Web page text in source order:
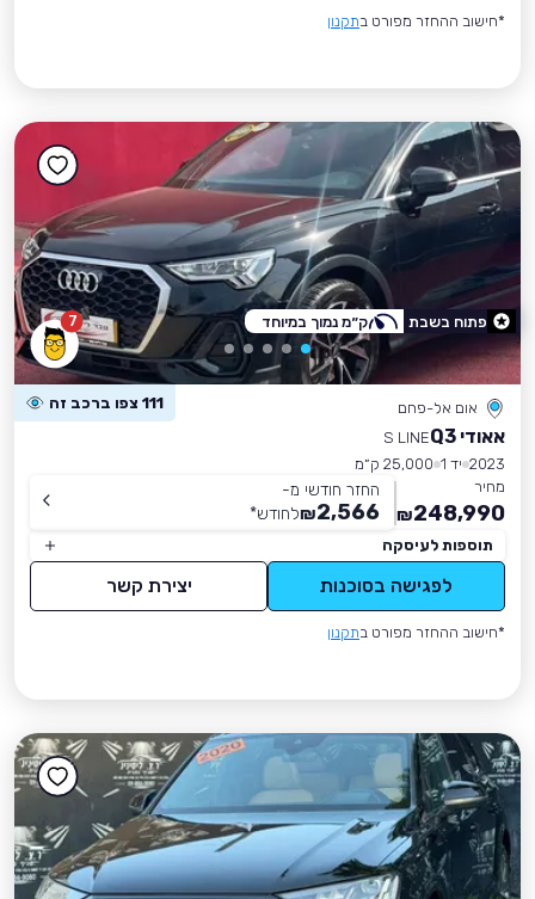
*חישוב ההחזר מפורט בתקנון
7
אום אל-פחם 111 צפו ברכב זה
אאודי Q3
S LINE
2023 יד 1
25,000 ק״מ
מחיר
248,990
₪
החזר חודשי מ-
2,566
₪לחודש*
תוספות לעיסקה
לפגישה בסוכנות יצירת קשר
*חישוב ההחזר מפורט בתקנון
פתוח בשבת ק״מ נמוך במיוחד